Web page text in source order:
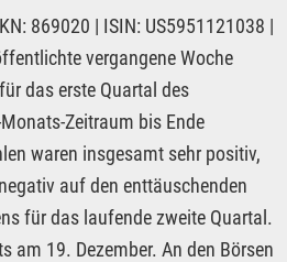
869020 | ISIN: US5951121038 |
vergangene Woche
das erste Quartal des
Zeitraum bis Ende
waren insgesamt sehr positiv,
auf den enttäuschenden
für das laufende zweite Quartal.
am 19. Dezember. An den Börsen